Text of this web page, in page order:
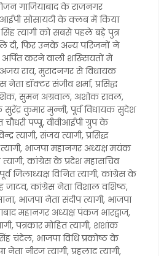
गाजियाबाद के राजनगर
सोसायटी के क्लब में किया
सिंह त्यागी को सबसे पहले बड़े पुत्र
दी, फिर उनके अन्य परिजनों ने
अर्पित करने वाली शख्सियतों में
राय, मुरादनगर से विधायक
नेता डॉक्टर संजीव शर्मा, प्रसिद्ध
सुमन अग्रवाल, अशोक रावल,
सुरेंद्र कुमार मुन्नी, पूर्व विधायक सुदेश
चौधरी पप्पू, वीवीआईपी ग्रुप के
त्यागी, संजय त्यागी, प्रसिद्ध
भाजपा महानगर अध्यक्ष मयंक
त्यागी, कांग्रेस के प्रदेश महासचिव
जिलाध्यक्ष विनित त्यागी, कांग्रेस के
जाटव, कांग्रेस नेता विशाल वशिष्ठ,
भाजपा नेता संदीप त्यागी, भाजपा
महानगर अध्यक्ष पंकज भारद्वाज,
पत्रकार मोहित त्यागी, शशांक
चंदेल, भाजपा विधि प्रकोष्ठ के
नेता नीरज त्यागी, प्रहलाद त्यागी,